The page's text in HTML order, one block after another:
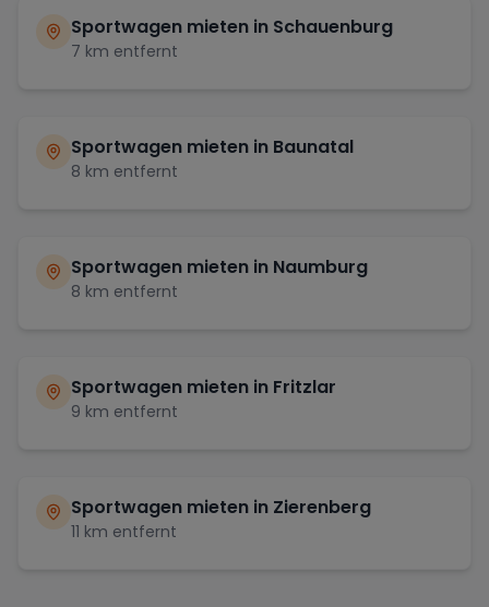
Sportwagen mieten in Schauenburg
7 km entfernt
Sportwagen mieten in Baunatal
8 km entfernt
Sportwagen mieten in Naumburg
8 km entfernt
Sportwagen mieten in Fritzlar
9 km entfernt
Sportwagen mieten in Zierenberg
11 km entfernt